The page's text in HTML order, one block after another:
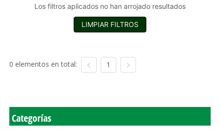
Los filtros aplicados no han arrojado resultados
LIMPIAR FILTROS
0 elementos en total: 1
Categorías